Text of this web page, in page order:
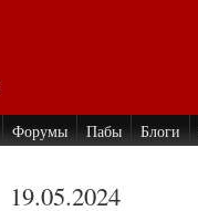
Форумы Пабы Блоги
19.05.2024